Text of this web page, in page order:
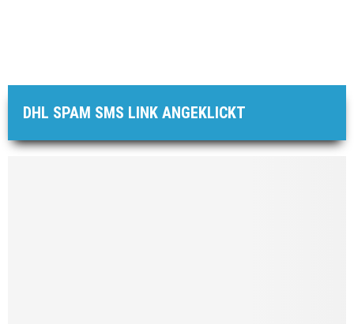
DHL SPAM SMS LINK ANGEKLICKT